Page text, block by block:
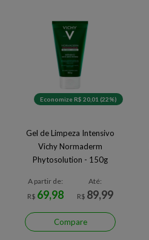
Economize R$ 20,01 (22%)
Gel de Limpeza Intensivo
Vichy Normaderm
Phytosolution - 150g
A partir de:
R$ 69,98
Até:
R$ 89,99
Compare